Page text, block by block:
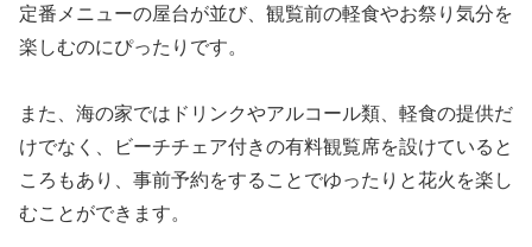
定番メニューの屋台が並び、観覧前の軽食やお祭り気分を
楽しむのにぴったりです。
また、海の家ではドリンクやアルコール類、軽食の提供だ
けでなく、ビーチチェア付きの有料観覧席を設けていると
ころもあり、事前予約をすることでゆったりと花火を楽し
むことができます。